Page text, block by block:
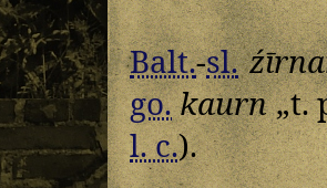
Balt.-sl.
go.kaurn„t.
l. c.).